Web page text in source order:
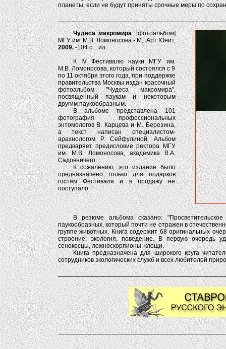
планеты, если не будут приняты срочные меры по
Чудеса макромира: [фотоальбом]
МГУ им. М.В. Ломоносова - М,: Арт Юнит,
2009.-104 с. : ил.
К IV Фестивалю науки МГУ им.
М.В. Ломоносова, который состоялся с 9
по 11 октября этого года, при поддержке
правительства Москвы издан красочный
фотоальбом "Чудеса макромира",
посвященный паукам и некоторым
другим паукообразным.
В альбоме представлена 101
фотография профессиональных
энтомологов В. Карцева и М. Березина,
а текст написан специалистом-
арахнологом Р. Сейфулиной. Альбом
предваряет предисловие ректора МГУ
им. М.В. Ломоносова, академика В.А.
Садовничего.
К сожалению, это издание было
предназначено только для подарков
гостям Фестиваля и в продажу не
поступало.
В резюме альбома сказано:
паукообразных, который почти не отражен в
группе животных. Книга содержит 68 оригинальных
строение, экология, поведение. В первую очередь
сенокосцы, ложноскорпионы, клещи.
Книга предназначена для широкого круга
сотрудников экологических служб и всех любителей